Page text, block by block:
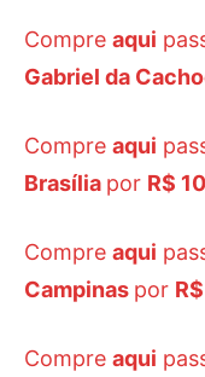
Compre aqui
Gabriel da
Compre aqui
Brasília por R$
Compre aqui
Campinas por
Compre aqui